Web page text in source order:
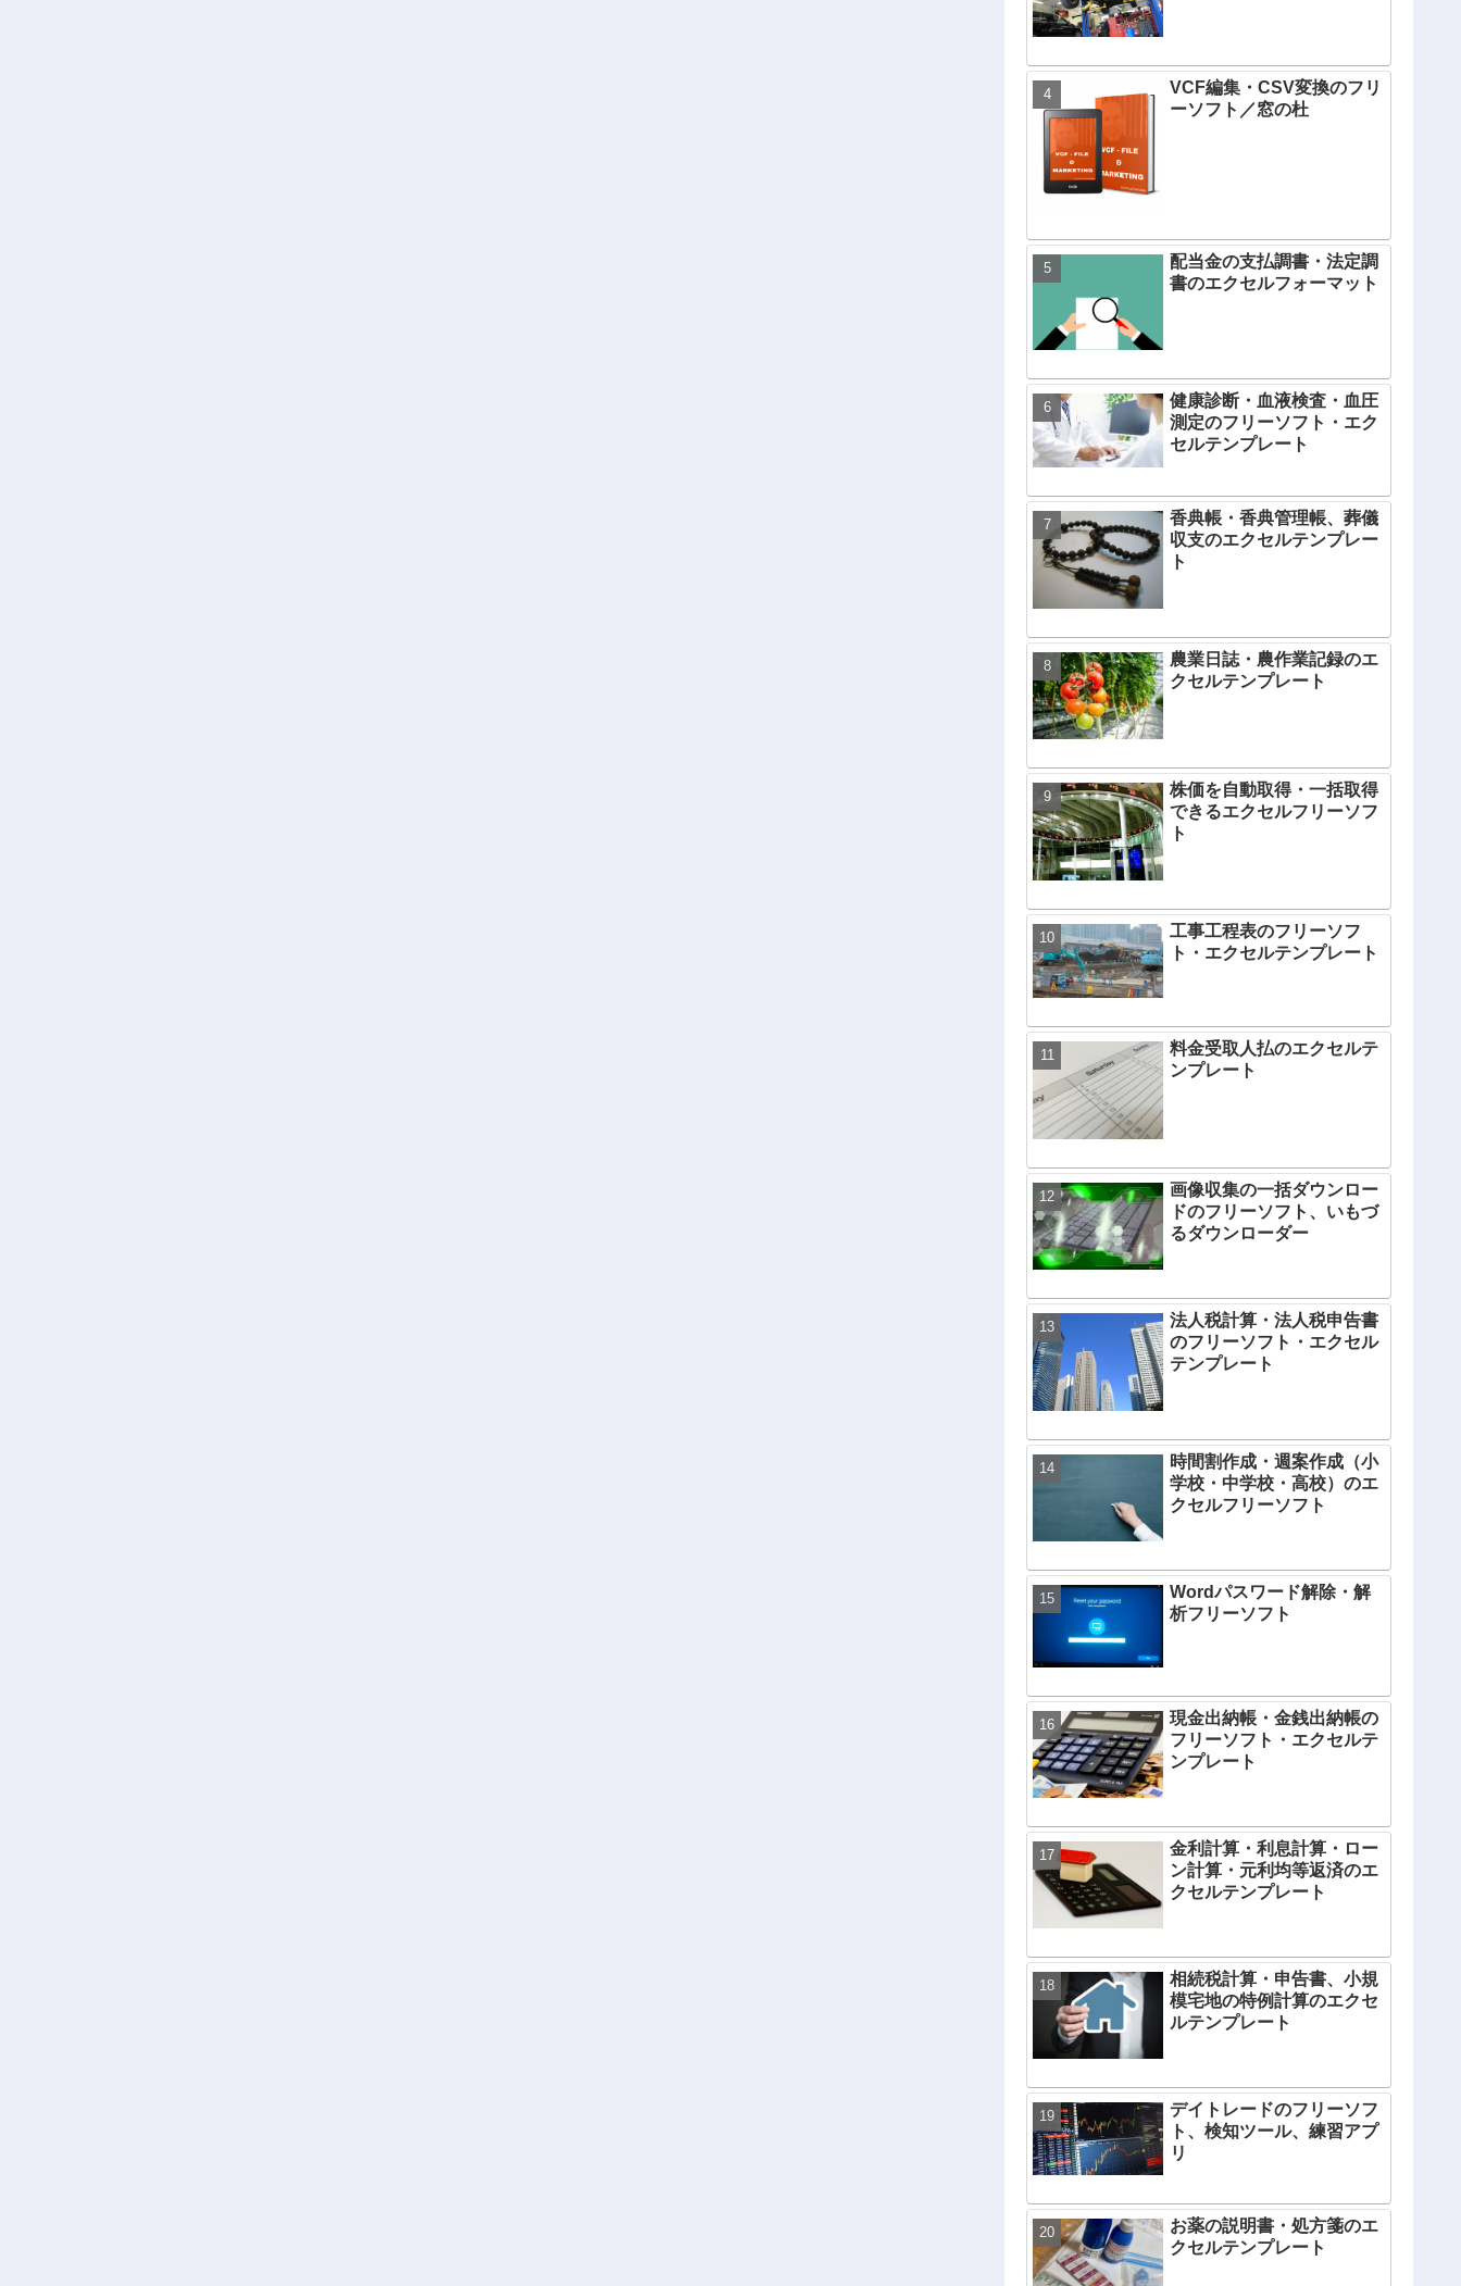
VCF編集・CSV変換のフリ
ーソフト／窓の杜
配当金の支払調書・法定調
書のエクセルフォーマット
健康診断・血液検査・血圧
測定のフリーソフト・エク
セルテンプレート
香典帳・香典管理帳、葬儀
収支のエクセルテンプレー
ト
農業日誌・農作業記録のエ
クセルテンプレート
株価を自動取得・一括取得
できるエクセルフリーソフ
ト
工事工程表のフリーソフ
ト・エクセルテンプレート
料金受取人払のエクセルテ
ンプレート
画像収集の一括ダウンロー
ドのフリーソフト、いもづ
るダウンローダー
法人税計算・法人税申告書
のフリーソフト・エクセル
テンプレート
時間割作成・週案作成（小
学校・中学校・高校）のエ
クセルフリーソフト
Wordパスワード解除・解
析フリーソフト
現金出納帳・金銭出納帳の
フリーソフト・エクセルテ
ンプレート
金利計算・利息計算・ロー
ン計算・元利均等返済のエ
クセルテンプレート
相続税計算・申告書、小規
模宅地の特例計算のエクセ
ルテンプレート
デイトレードのフリーソフ
ト、検知ツール、練習アプ
リ
お薬の説明書・処方箋のエ
クセルテンプレート